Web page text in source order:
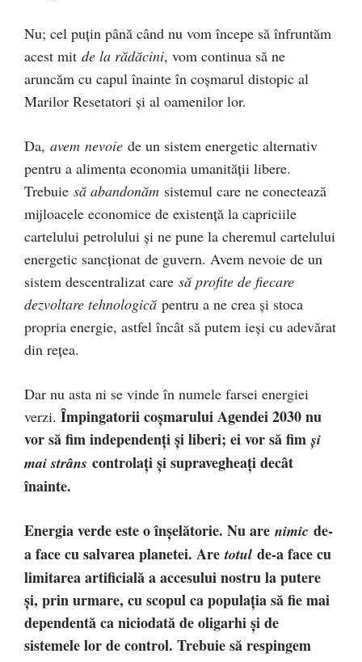
Nu; cel puțin până când nu vom începe să înfruntăm
acest mit de la rădăcini, vom continua să ne
aruncăm cu capul înainte în coșmarul distopic al
Marilor Resetatori și al oamenilor lor.
Da, avem nevoie de un sistem energetic alternativ
pentru a alimenta economia umanității libere.
Trebuie să abandonăm sistemul care ne conectează
mijloacele economice de existență la capriciile
cartelului petrolului și ne pune la cheremul cartelului
energetic sancționat de guvern. Avem nevoie de un
sistem descentralizat care să profite de fiecare
dezvoltare tehnologică pentru a ne crea și stoca
propria energie, astfel încât să putem ieși cu adevărat
din rețea.
Dar nu asta ni se vinde în numele farsei energiei
verzi. Împingatorii coșmarului Agendei 2030 nu
vor să fim independenți și liberi; ei vor să fimși
mai strâns controlați și supravegheați decât
înainte.
Energia verde este o înșelătorie. Nu are nimic de-
a face cu salvarea planetei. Aretotul de-a face cu
limitarea artificială a accesului nostru la putere
și, prin urmare, cu scopul ca populația să fie mai
dependentă ca niciodată de oligarhi și de
sistemele lor de control. Trebuie să respingem